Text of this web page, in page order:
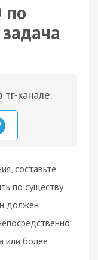
по
канале:
составьте
по существу
должен
или более